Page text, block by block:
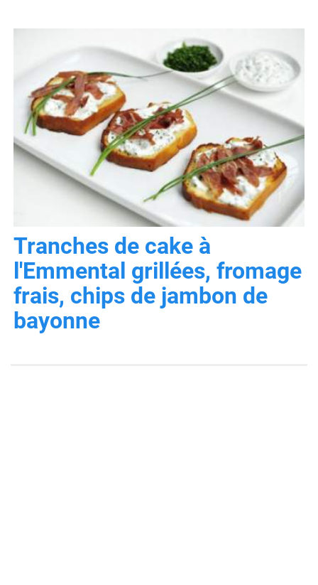
Tranches de cake à
l'Emmental grillées, fromage
frais, chips de jambon de
bayonne